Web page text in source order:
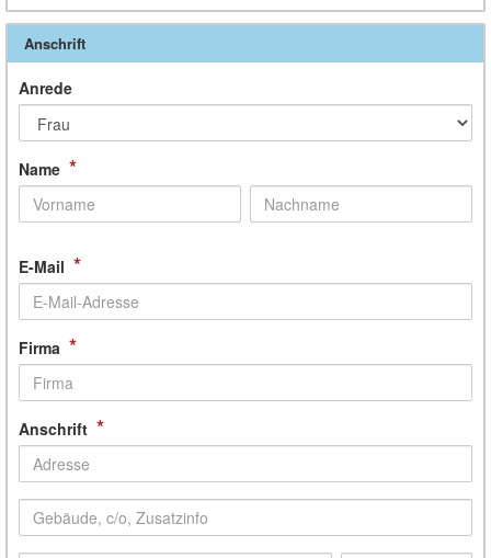
Anschrift
Anrede
Name *
E-Mail *
Firma *
Anschrift *